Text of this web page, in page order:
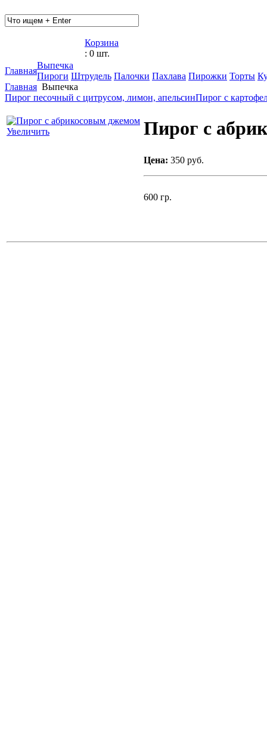
Корзина
: 0 шт.
Главная
Выпечка
Пироги Штрудель Палочки Пахлава Пирожки Торты
Главная Выпечка
Пирог песочный с цитрусом, лимон, апельсинПирог с
Увеличить Пирог с
Цена: 350 руб.
600 гр.